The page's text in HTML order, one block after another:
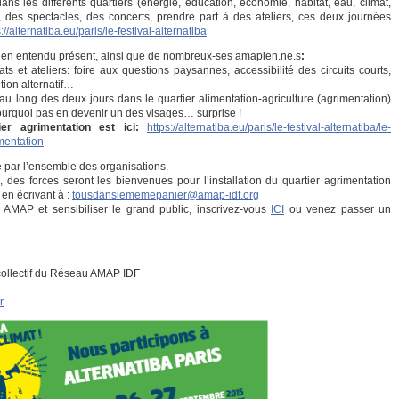
les différents quartiers (énergie, éducation, économie, habitat, eau, climat,
spectacles, des concerts, prendre part à des ateliers, ces deux journées
alternatiba.eu/paris/le-festival-alternatiba
entendu présent, ainsi que de nombreux-ses amapien.ne.s:
et ateliers: foire aux questions paysannes, accessibilité des circuits courts,
alternatif…
long des deux jours dans le quartier alimentation-agriculture (agrimentation)
pas en devenir un des visages… surprise !
agrimentation est ici:
https://alternatiba.eu/paris/le-festival-alternatiba/le-
l’ensemble des organisations.
forces seront les bienvenues pour l’installation du quartier agrimentation
écrivant à : tousdanslememepanier@amap-idf.org
et sensibiliser le grand public, inscrivez-vous ICI ou venez passer un
du Réseau AMAP IDF